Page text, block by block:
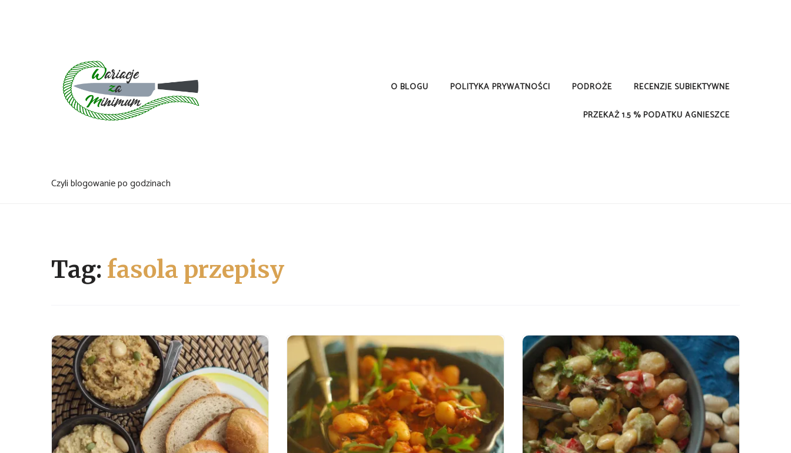
Czyli blogowanie po godzinach
O BLOGU POLITYKA PRYWATNOŚCI PODRÓŻE RECENZJE SUBIEKTYWNE
PRZEKAŻ 1.5 % PODATKU AGNIESZCE
Tag: fasola przepisy